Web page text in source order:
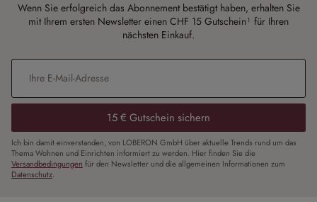
Wenn Sie erfolgreich das Abonnement bestätigt haben, erhalten Sie
mit Ihrem ersten Newsletter einen CHF 15 Gutschein¹ für Ihren
nächsten Einkauf.
E-Mail-Adresse
15 € Gutschein sichern
Ich bin damit einverstanden, von LOBERON GmbH über aktuelle Trends rund um das
Thema Wohnen und Einrichten informiert zu werden. Hier finden Sie die
Versandbedingungen für den Newsletter und die allgemeinen Informationen zum
Datenschutz.